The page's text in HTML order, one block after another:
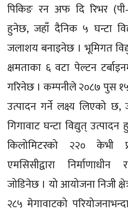
पिकिङ रन अफ दि रिभर
हुनेछ, जहाँ दैनिक ५ घन्टा
जलाशय बनाइनेछ । भूमिगत
क्षमताका ६ वटा पेल्टन
गरिनेछ । कम्पनीले २०८७ पुस
उत्पादन गर्ने लक्ष्य लिएको छ,
गिगावाट घन्टा विद्युत्
किलोमिटरको २२० केभी
एमसिसीद्वारा
जोडिनेछ । यो आयोजना निजी
२८५ मेगावाटको